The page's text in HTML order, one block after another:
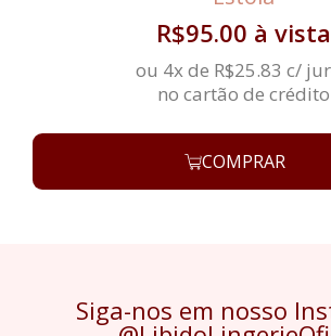
R$95.00 à vista
ou 4x de R$25.83 c/
no cartão de crédito
COMPRAR
Siga-nos em nosso